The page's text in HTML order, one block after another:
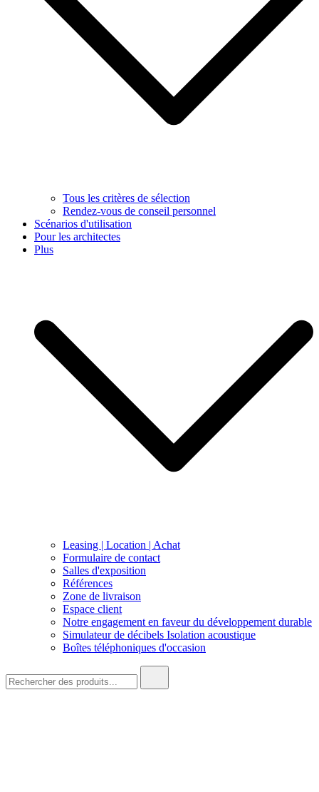
Tous les critères de sélection
Rendez-vous de conseil personnel
Scénarios d'utilisation
Pour les architectes
Plus
Leasing | Location | Achat
Formulaire de contact
Salles d'exposition
Références
Zone de livraison
Espace client
Notre engagement en faveur du développement durable
Simulateur de décibels Isolation acoustique
Boîtes téléphoniques d'occasion
de